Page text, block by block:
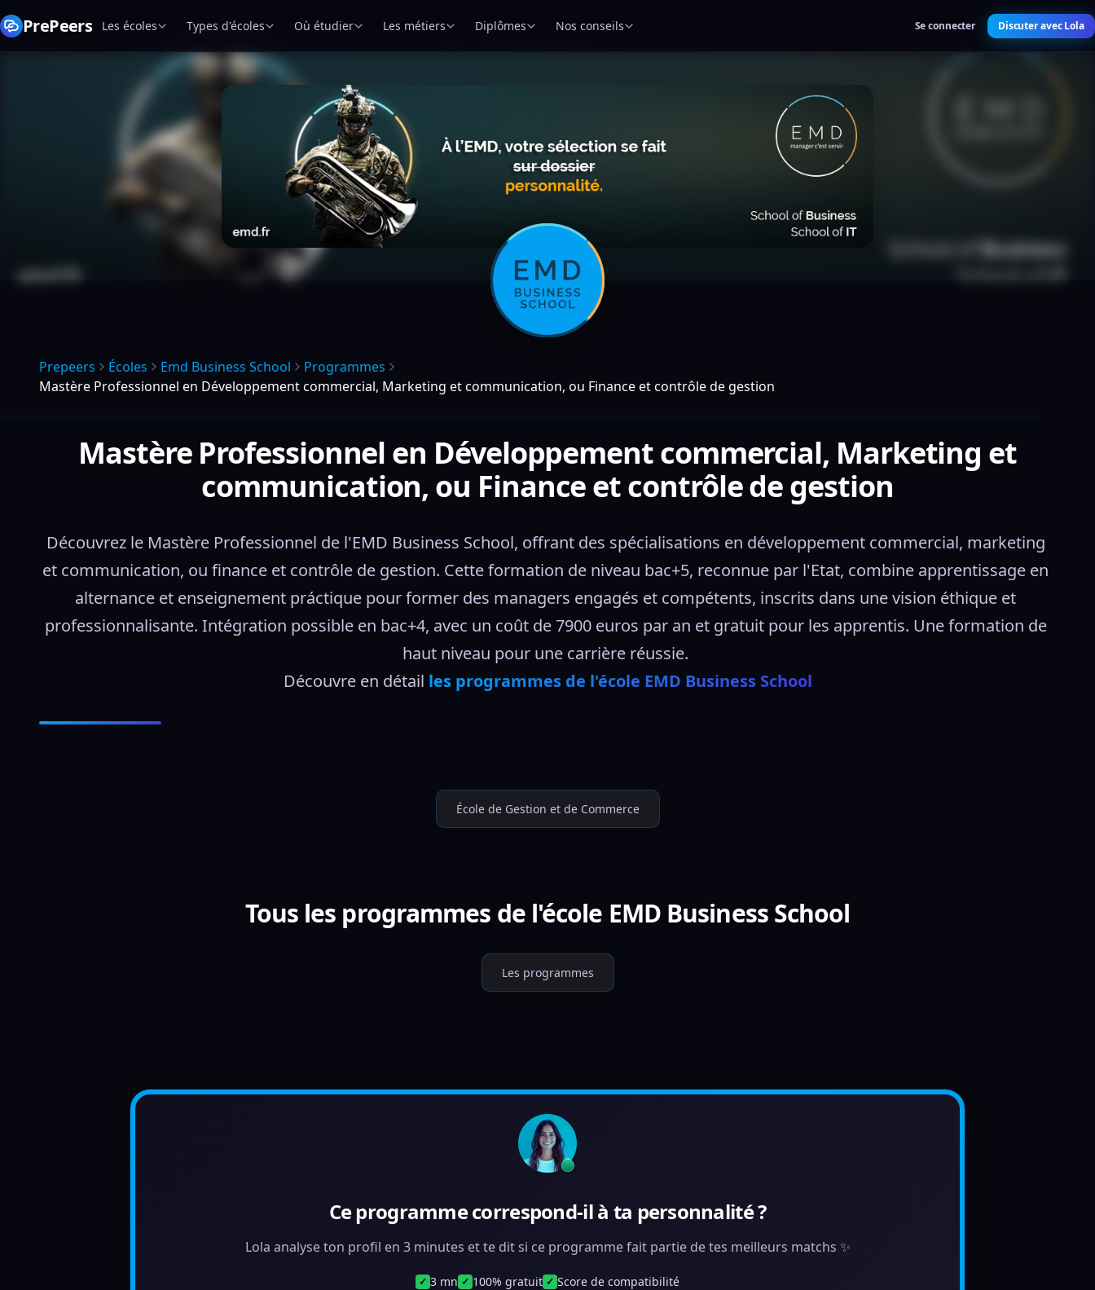
PrePeers Les écoles Types d'écoles Où étudier Les métiers Diplômes Nos conseils Se connecter Discuter avec Lola
Prepeers Écoles Emd Business School
Programmes
Mastère Professionnel en Développement commercial, Marketing et communication, ou Finance et contrôle de gestion
Mastère Professionnel en Développement commercial, Marketing et
communication, ou Finance et contrôle de gestion
Découvrez le Mastère Professionnel de l'EMD Business School, offrant des spécialisations en développement commercial, marketing
et communication, ou finance et contrôle de gestion. Cette formation de niveau bac+5, reconnue par l'Etat, combine apprentissage en
alternance et enseignement práctique pour former des managers engagés et compétents, inscrits dans une vision éthique et
professionnalisante. Intégration possible en bac+4, avec un coût de 7900 euros par an et gratuit pour les apprentis. Une formation de
haut niveau pour une carrière réussie.
Découvre en détail les programmes de l'école EMD Business School
École de Gestion et de Commerce
Tous les programmes de l'école EMD Business School
Les programmes
Ce programme correspond-il à ta personnalité ?
Lola analyse ton profil en 3 minutes et te dit si ce programme fait partie de tes meilleurs matchs ✨
✓ 3 mn ✓ 100% gratuit ✓ Score de compatibilité